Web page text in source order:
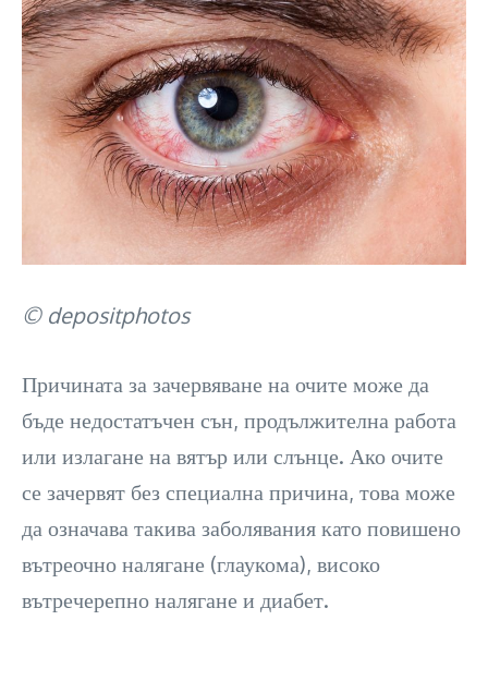
© depositphotos
Причината за зачервяване на очите може да
бъде недостатъчен сън, продължителна работа
или излагане на вятър или слънце. Ако очите
се зачервят без специална причина, това може
да означава такива заболявания като повишено
вътреочно налягане (глаукома), високо
вътречерепно налягане и диабет.